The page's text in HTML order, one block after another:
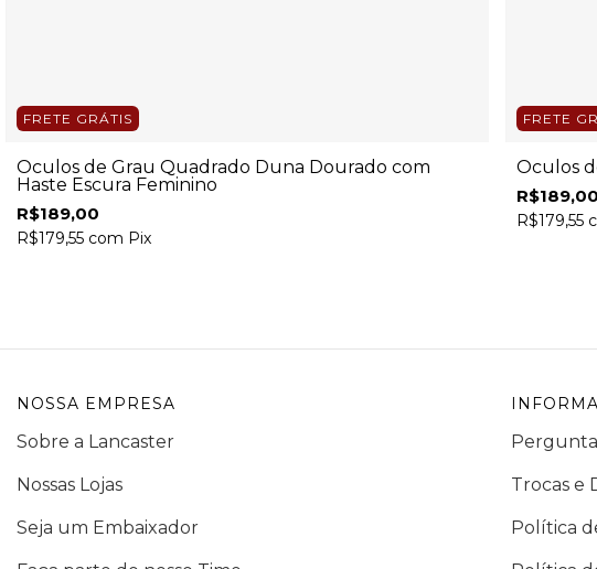
FRETE GRÁTIS
Óculos de Grau Quadrado Duna Dourado com
Haste Escura Feminino
R$189,00
R$179,55 com Pix
FRETE
Óculos
R$189,00
R$179,55
NOSSA EMPRESA
Sobre a Lancaster
Nossas Lojas
Seja um Embaixador
Trocas e
Política